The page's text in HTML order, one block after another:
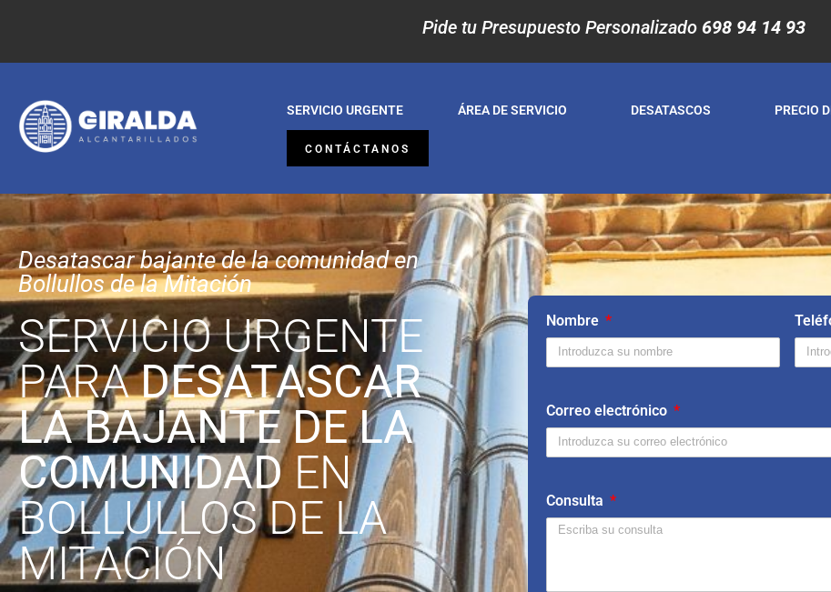
Pide tu Presupuesto Personalizado 698 94 14 93
SERVICIO URGENTE ÁREA DE SERVICIO DESATASCOS PRECIO
CONTÁCTANOS
Desatascar bajante de la comunidad en
Bollullos de la Mitación
SERVICIO URGENTE
PARADESATASCAR
LA BAJANTE DE LA
COMUNIDADEN
BOLLULLOS DE LA
MITACIÓN
Nombre
Correo electrónico
Consulta